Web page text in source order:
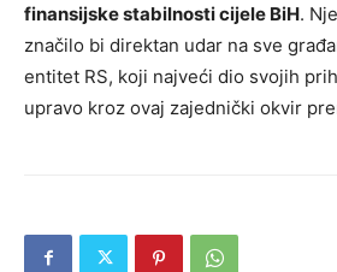
finansijske stabilnosti cijele BiH.
značilo bi direktan udar na sve
entitet RS, koji najveći dio svojih
upravo kroz ovaj zajednički okvir